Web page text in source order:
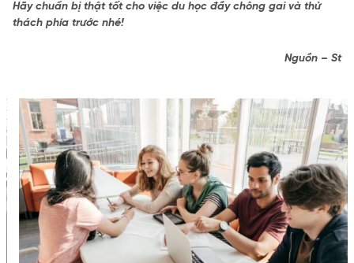
Hãy chuẩn bị thật tốt cho việc du học đầy chông gai và thử
thách phía trước nhé!
Nguồn – St